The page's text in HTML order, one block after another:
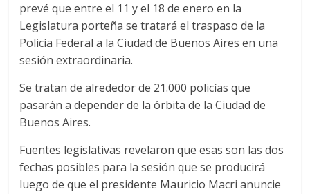
prevé que entre el 11 y el 18 de enero en la
Legislatura porteña se tratará el traspaso de la
Policía Federal a la Ciudad de Buenos Aires en una
sesión extraordinaria.
Se tratan de alrededor de 21.000 policías que
pasarán a depender de la órbita de la Ciudad de
Buenos Aires.
Fuentes legislativas revelaron que esas son las dos
fechas posibles para la sesión que se producirá
luego de que el presidente Mauricio Macri anuncie